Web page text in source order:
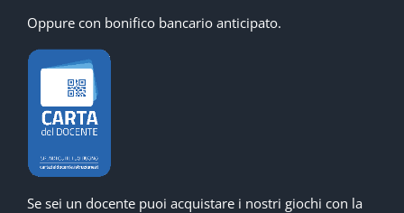
Oppure con bonifico bancario anticipato.
Se sei un docente puoi acquistare i nostri giochi con la